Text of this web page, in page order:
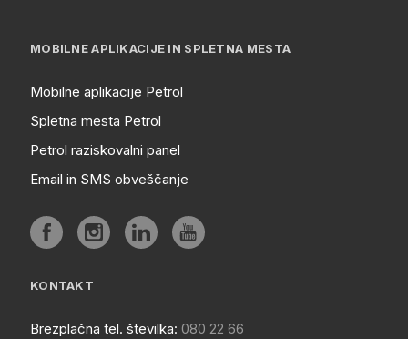
MOBILNE APLIKACIJE IN SPLETNA MESTA
Mobilne aplikacije Petrol
Spletna mesta Petrol
Petrol raziskovalni panel
Email in SMS obveščanje
KONTAKT
Brezplačna tel. številka: 080 22 66